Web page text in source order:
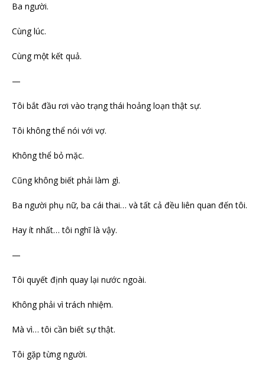
Ba người.
Cùng lúc.
Cùng một kết quả.
—
Tôi bắt đầu rơi vào trạng thái hoảng loạn thật sự.
Tôi không thể nói với vợ.
Không thể bỏ mặc.
Cũng không biết phải làm gì.
Ba người phụ nữ, ba cái thai… và tất cả đều liên quan đến tôi.
Hay ít nhất… tôi nghĩ là vậy.
—
Tôi quyết định quay lại nước ngoài.
Không phải vì trách nhiệm.
Mà vì… tôi cần biết sự thật.
Tôi gặp từng người.